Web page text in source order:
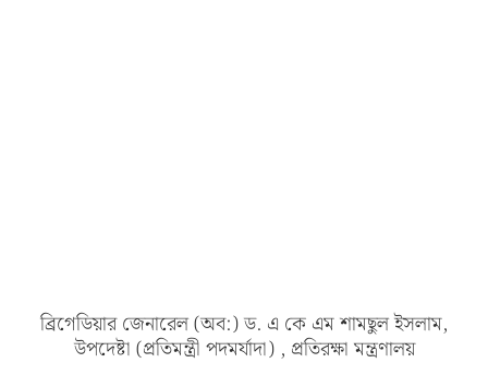
ব্রিগেডিয়ার জেনারেল (অব:) ড. এ কে এম শামছুল ইসলাম,
উপদেষ্টা (প্রতিমন্ত্রী পদমর্যাদা) , প্রতিরক্ষা মন্ত্রণালয়